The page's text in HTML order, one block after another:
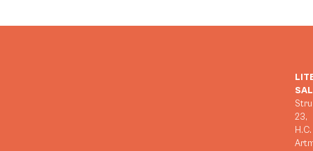
23,
H.C.